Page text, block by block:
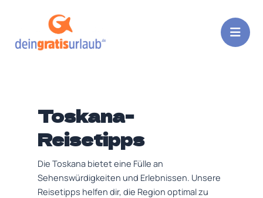
Toskana-
Reisetipps
Die Toskana bietet eine Fülle an
Sehenswürdigkeiten und Erlebnissen. Unsere
Reisetipps helfen dir, die Region optimal zu
pagination